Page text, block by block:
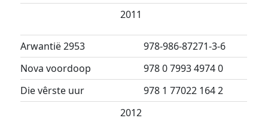
2011
Arwantië 2953
978-986-87271-3-6
Nova voordoop
978 0 7993 4974 0
Die vêrste uur
978 1 77022 164 2
2012